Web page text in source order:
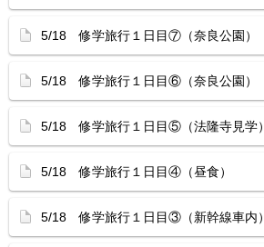
5/18 修学旅行１日目⑦（奈良公園）
5/18 修学旅行１日目⑥（奈良公園）
5/18 修学旅行１日目⑤（法隆寺見学）
5/18 修学旅行１日目④（昼食）
5/18 修学旅行１日目③（新幹線車内）